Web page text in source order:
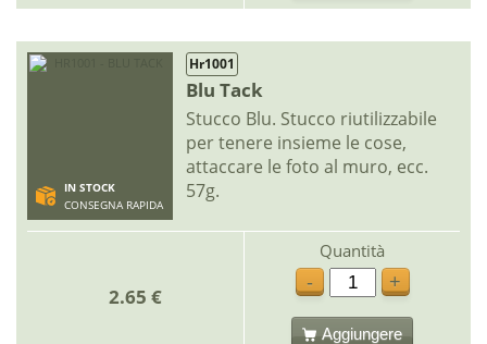
IN STOCK
CONSEGNA RAPIDA
Hr1001
Blu Tack
Stucco Blu. Stucco riutilizzabile
per tenere insieme le cose,
attaccare le foto al muro, ecc.
57g.
2.65 €
Quantità
-
+
Aggiungere